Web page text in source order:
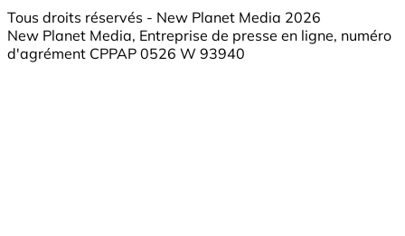
Tous droits réservés - New Planet Media 2026
New Planet Media, Entreprise de presse en ligne, numéro
d'agrément CPPAP 0526 W 93940